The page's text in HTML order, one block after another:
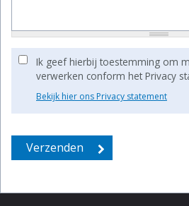
Ik geef hierbij toestemming om
verwerken conform het Privacy
Bekijk hier ons Privacy statement